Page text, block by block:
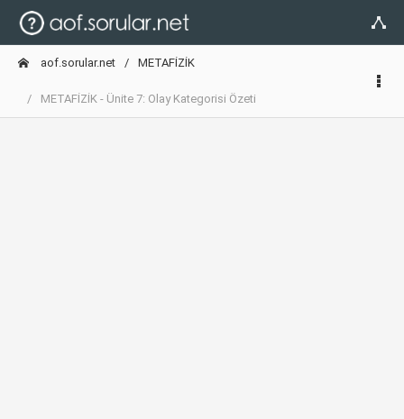
aof.sorular.net METAFİZİK
METAFİZİK - Ünite 7: Olay Kategorisi Özeti